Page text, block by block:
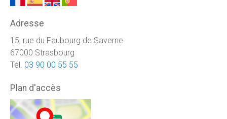
Adresse
15, rue du Faubourg de Saverne
67000 Strasbourg
Tél. 03 90 00 55 55
Plan d'accès